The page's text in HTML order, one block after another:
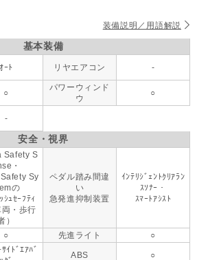
装備説明／用語解説
基本装備
ｵｰﾄ リヤエアコン -
○
パワーウィンド
ウ
○
-
安全・視界
Safety S
・
Sy
の
ｼｭｾｰﾌﾃｨ
両・歩行
）
ペダル踏み間違
い
急発進抑制装置
ｲﾝﾃﾘｼﾞｪﾝﾄｸﾘｱﾗﾝ
ｽｿﾅｰ・
ｽﾏｰﾄｱｼｽﾄ
○ 先進ライト ○
ｲﾄﾞｴｱﾊﾞ
ABS ○